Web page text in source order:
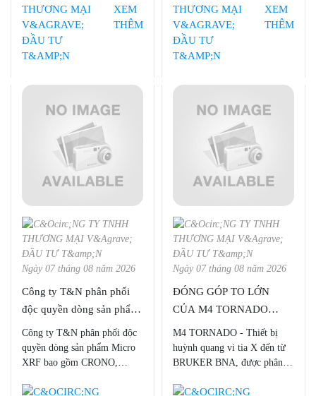
thiết bị hàng đầu thế giới
Bruker AXS. Với bài này,
chúng ta sẽ cùng tìm hiểu về
Nhiễu xạ tia X đơn tinh thể.
XEM
THÊM
LẬP CÔNG TY TNHH
THƯƠNG MẠI VÀ ĐẦU
TƯ T&N.
XEM
THÊM
Ngày 07 tháng 08 năm 2026
Công ty T&N phân phối
độc quyền dòng sản phẩm
Micro XRF của Bruker
BNA tại Việt Nam
Công ty T&N phân phối độc
quyền dòng sản phẩm Micro
XRF bao gồm CRONO,
TORNADO, M4 TORNADO
Ngày 07 tháng 08 năm 2026
ĐÓNG GÓP TO LỚN
CỦA M4 TORNADO
TRONG NGHIÊN CỨU
THỰC VẬT
M4 TORNADO - Thiết bị
huỳnh quang vi tia X đến từ
BRUKER BNA, được phân
TNHH Thương mại và Đầu